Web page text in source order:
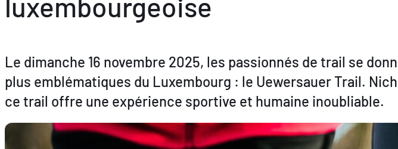
Le dimanche 16 novembre 2025, les passionnés de trail se
plus emblématiques du Luxembourg : le Uewersauer Trail.
ce trail offre une expérience sportive et humaine inoubliable.